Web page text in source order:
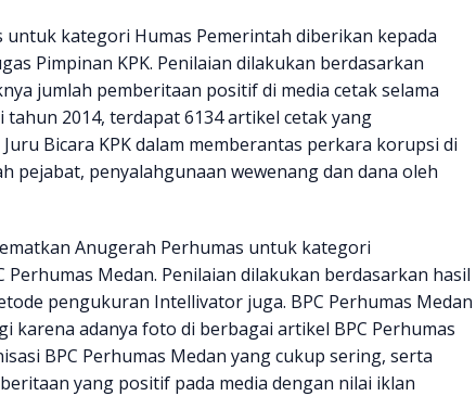
untuk kategori Humas Pemerintah diberikan kepada
Pimpinan KPK. Penilaian dilakukan berdasarkan
jumlah pemberitaan positif di media cetak selama
tahun 2014, terdapat 6134 artikel cetak yang
Bicara KPK dalam memberantas perkara korupsi di
pejabat, penyalahgunaan wewenang dan dana oleh
Anugerah Perhumas untuk kategori
Perhumas Medan. Penilaian dilakukan berdasarkan hasil
pengukuran Intellivator juga. BPC Perhumas Medan
karena adanya foto di berbagai artikel BPC Perhumas
BPC Perhumas Medan yang cukup sering, serta
yang positif pada media dengan nilai iklan